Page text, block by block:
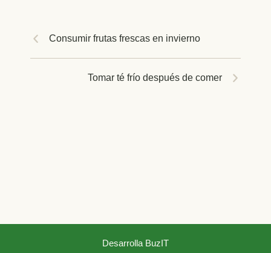
Consumir frutas frescas en invierno
Tomar té frío después de comer
Desarrolla BuzIT